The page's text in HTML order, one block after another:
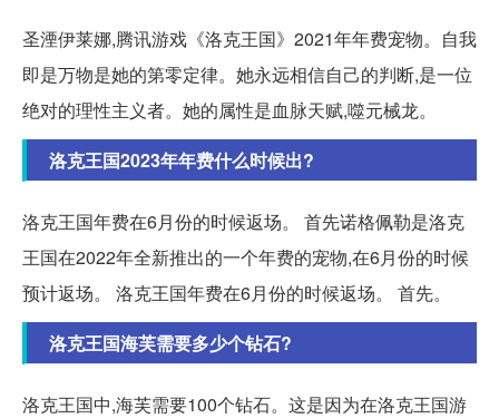
圣湮伊莱娜,腾讯游戏《洛克王国》2021年年费宠物。自我
即是万物是她的第零定律。她永远相信自己的判断,是一位
绝对的理性主义者。她的属性是血脉天赋,噬元械龙。
洛克王国2023年年费什么时候出?
洛克王国年费在6月份的时候返场。 首先诺格佩勒是洛克
王国在2022年全新推出的一个年费的宠物,在6月份的时候
预计返场。 洛克王国年费在6月份的时候返场。 首先。
洛克王国海芙需要多少个钻石?
洛克王国中,海芙需要100个钻石。这是因为在洛克王国游